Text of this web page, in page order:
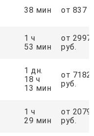
38 мин от 837
1 ч
53 мин
от 2997
руб.
1 дн.
18 ч
13 мин
от
руб.
1 ч
29 мин
от 2079
руб.